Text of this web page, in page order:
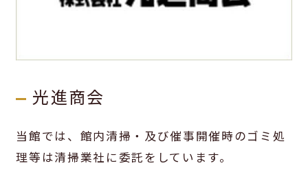
光進商会
当館では、館内清掃・及び催事開催時のゴミ処
理等は清掃業社に委託をしています。